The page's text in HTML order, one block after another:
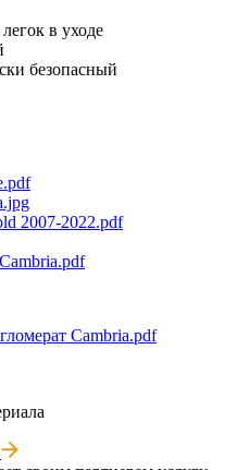
в уходе
безопасный
2007-2022.pdf
Cambria.pdf